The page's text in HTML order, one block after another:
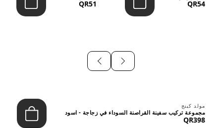
QR54
QR51
مولد كينج
مجموعة تركيب سفينة القراصنة السوداء في زجاجة - اسود
QR398